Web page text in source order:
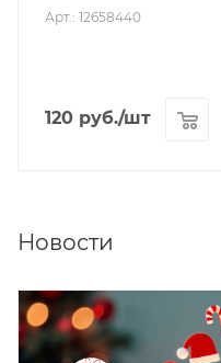
Арт.: 12658440
120 руб./шт
Новости